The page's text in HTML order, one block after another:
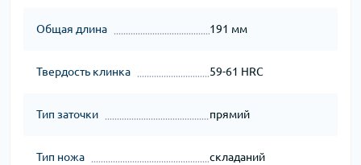
Общая длина 191 мм
Твердость клинка 59-61 HRC
Тип заточки прямий
Тип ножа складаний